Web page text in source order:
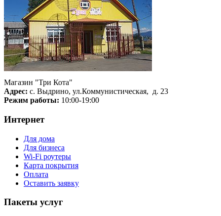
Магазин "Три Кота"
Адрес: с. Выдрино, ул.Коммунистическая, д. 23
Режим работы: 10:00-19:00
Интернет
Для дома
Для бизнеса
Wi-Fi роутеры
Карта покрытия
Оплата
Оставить заявку
Пакеты услуг